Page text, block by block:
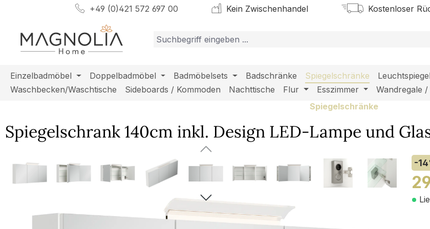
Hauptinhalt springen
Zur Suche springen
Zur Hauptnavigation springen+49 (0)421 572 697 00 Kein Zwischenhandel Kostenloser
Einzelbadmöbel Doppelbadmöbel Badmöbelsets Badschränke Spiegelschränke Leuchtspiegel
Waschbecken/Waschtische
Sideboards / Kommoden Nachttische Flur Esszimmer Wandregale /
Spiegelschränke
Spiegelschrank 140cm inkl. Design LED-Lampe und
Bildergalerie überspringen -14